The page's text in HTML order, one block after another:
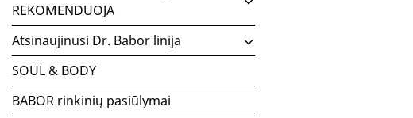
REKOMENDUOJA
Atsinaujinusi Dr. Babor linija
SOUL & BODY
BABOR rinkinių pasiūlymai